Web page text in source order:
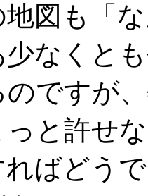
図も「
少なくと
のですが
と許せ
ればどう